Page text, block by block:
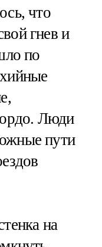
что
гнев и
по
Люди
пути
на